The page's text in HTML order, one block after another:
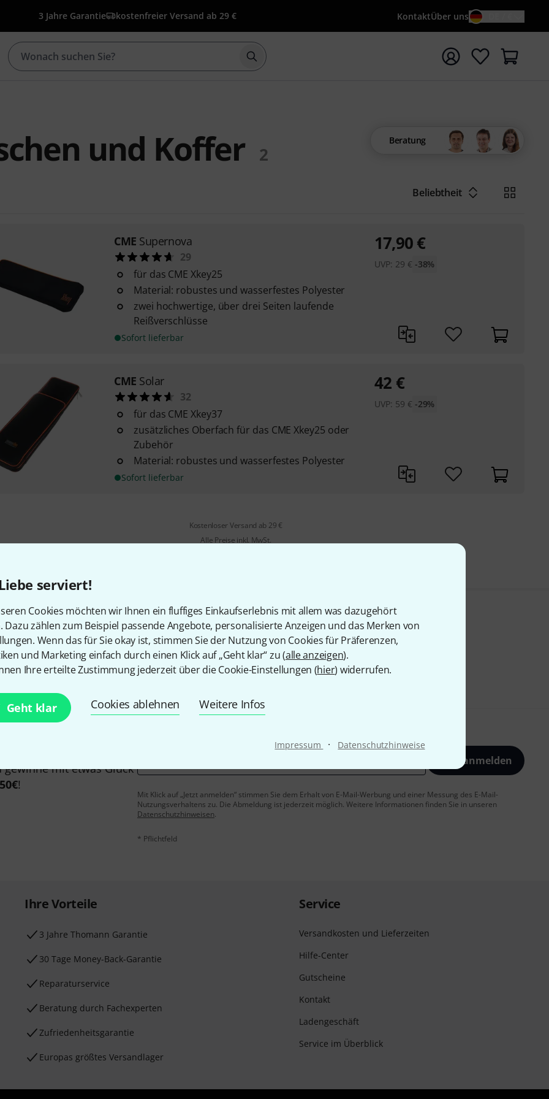
serviert!
Cookies möchten wir Ihnen ein fluffiges Einkaufserlebnis mit allem was dazugehört
Dazu zählen zum Beispiel passende Angebote, personalisierte Anzeigen und das Merken von
Wenn das für Sie okay ist, stimmen Sie der Nutzung von Cookies für Präferenzen,
und Marketing einfach durch einen Klick auf „Geht klar“ zu (alle anzeigen).
Ihre erteilte Zustimmung jederzeit über die Cookie-Einstellungen (hier) widerrufen.
Geht klar Cookies ablehnen Weitere Infos
Impressum · Datenschutzhinweise
3 Jahre Garantie kostenfreier Versand ab 29 € KontaktÜber uns
Suche mit Suchwort {searchTerm} starten
und Koffer 2
Beratung
Beliebtheit
CME Supernova
29
für das CME Xkey25
Material: robustes und wasserfestes Polyester
zwei hochwertige, über drei Seiten laufende
Reißverschlüsse
Sofort lieferbar
17,90€
UVP: 29 € -38%
CME Solar
32
für das CME Xkey37
zusätzliches Oberfach für das CME Xkey25 oder
Zubehör
Material: robustes und wasserfestes Polyester
Sofort lieferbar
42 €
UVP: 59 € -29%
Kostenloser Versand ab 29 €
Alle Preise inkl. MwSt.
Gefällt Ihnen, was Sie sehen?
Teilen Hilfe & Feedback
mit etwas Glück
50€!
Jetzt anmelden
Mit Klick auf „Jetzt anmelden“ stimmen Sie dem Erhalt von E-Mail-Werbung und einer Messung des E-Mail-
Nutzungsverhaltens zu. Die Abmeldung ist jederzeit möglich. Weitere Informationen finden Sie in unseren
Datenschutzhinweisen.
* Pflichtfeld
Ihre Vorteile
3 Jahre Thomann Garantie
30 Tage Money-Back-Garantie
Reparaturservice
Beratung durch Fachexperten
Zufriedenheitsgarantie
Europas größtes Versandlager
Service
Versandkosten und Lieferzeiten
Hilfe-Center
Gutscheine
Kontakt
Ladengeschäft
Service im Überblick